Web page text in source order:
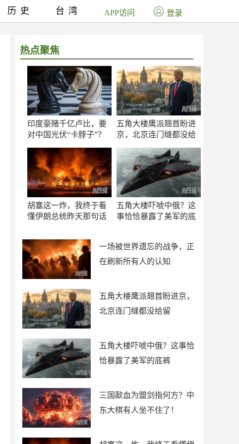
热点聚焦
印度豪赌千亿卢比，要
对中国光伏“卡脖子”？
五角大楼鹰派翘首盼进
京，北京连门缝都没给
胡塞这一炸，我终于看
懂伊朗总统昨天那句话
五角大楼吓唬中俄？这
事恰恰暴露了美军的底
一场被世界遗忘的战争，正
在刷新所有人的认知
五角大楼鹰派翘首盼进京，
北京连门缝都没给留
五角大楼吓唬中俄？这事恰
恰暴露了美军的底裤
三国歃血为盟剑指何方？中
东大棋有人坐不住了！
历史 台湾 APP访问 登录